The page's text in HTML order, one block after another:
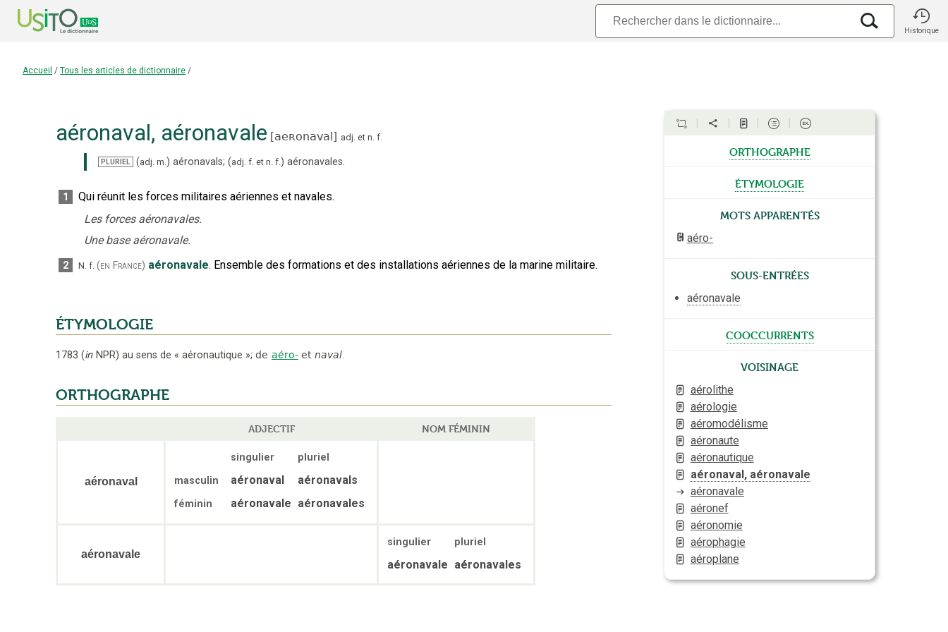
Historique
Accueil / Tous les articles de dictionnaire /
aéronaval, aéronavale [aeʀonaval] adj. et n. f.
PLURIEL (adj. m.) aéronavals; (adj. f. et n. f.) aéronavales.
1
Qui réunit les forces militaires aériennes et navales.
Les forces aéronavales.
Une base aéronavale.
2 N. f. (en France) aéronavale. Ensemble des formations et des installations aériennes de la marine militaire.
ÉTYMOLOGIE
1783 (in NPR) au sens de « aéronautique »; de aéro- et naval.
ORTHOGRAPHE
ADJECTIF NOM FÉMININ
aéronaval
singulier
pluriel
masculin
aéronaval aéronavals
féminin aéronavale aéronavales
aéronavale
singulier pluriel
aéronavale aéronavales
orthographe
étymologie
Mots apparentés
aéro-
Sous-entrées
aéronavale
cooccurrents
Voisinage
aérolithe
aérologie
aéromodélisme
aéronaute
aéronautique
aéronaval, aéronavale
aéronavale
aéronef
aéronomie
aérophagie
aéroplane